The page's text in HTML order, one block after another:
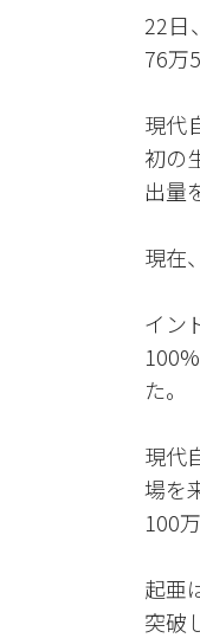
22日
76万
現代
初の
出量
現在
イン
た。
現代
場を
100
起亜
突破